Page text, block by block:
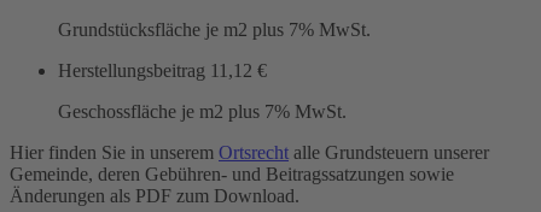
Grundstücksfläche je m2 plus 7% MwSt.
Herstellungsbeitrag 11,12 €
Geschossfläche je m2 plus 7% MwSt.
Hier finden Sie in unserem Ortsrecht alle Grundsteuern unserer
Gemeinde, deren Gebühren- und Beitragssatzungen sowie
Änderungen als PDF zum Download.